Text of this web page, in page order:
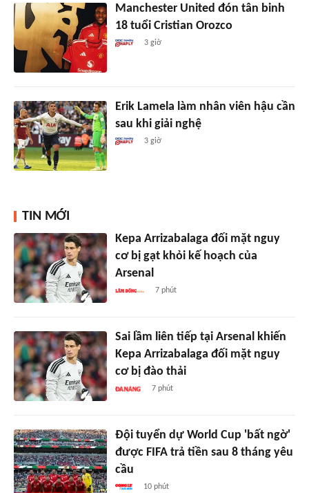
Manchester United đón tân binh
18 tuổi Cristian Orozco
3 giờ
Erik Lamela làm nhân viên hậu cần
sau khi giải nghệ
3 giờ
TIN MỚI
Kepa Arrizabalaga đối mặt nguy
cơ bị gạt khỏi kế hoạch của
Arsenal
7 phút
Sai lầm liên tiếp tại Arsenal khiến
Kepa Arrizabalaga đối mặt nguy
cơ bị đào thải
7 phút
Đội tuyển dự World Cup 'bất ngờ'
được FIFA trả tiền sau 8 tháng yêu
cầu
10 phút